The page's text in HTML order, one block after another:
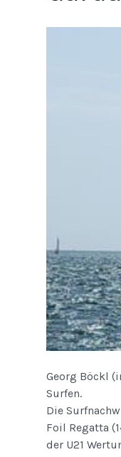
Georg Böckl
Surfen.
Die
Foil Regatta
der U21